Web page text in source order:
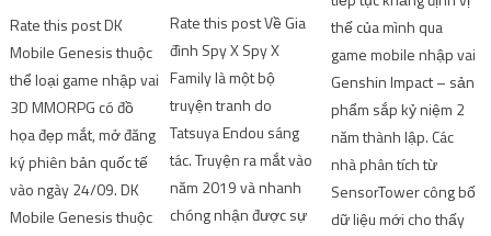
Rate this post DK
Mobile Genesis thuộc
thể loại game nhập vai
3D MMORPG có đồ
họa đẹp mắt, mở đăng
ký phiên bản quốc tế
vào ngày 24/09. DK
Mobile Genesis thuộc
Rate this post Về Gia
đình Spy X Spy X
Family là một bộ
truyện tranh do
Tatsuya Endou sáng
tác. Truyện ra mắt vào
năm 2019 và nhanh
chóng nhận được sự
thế của mình qua
game mobile nhập vai
Genshin Impact – sản
phẩm sắp kỷ niệm 2
năm thành lập. Các
nhà phân tích từ
SensorTower công bố
dữ liệu mới cho thấy